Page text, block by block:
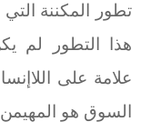
تطور المكننة
هذا التطور لم
علامة على
السوق هو